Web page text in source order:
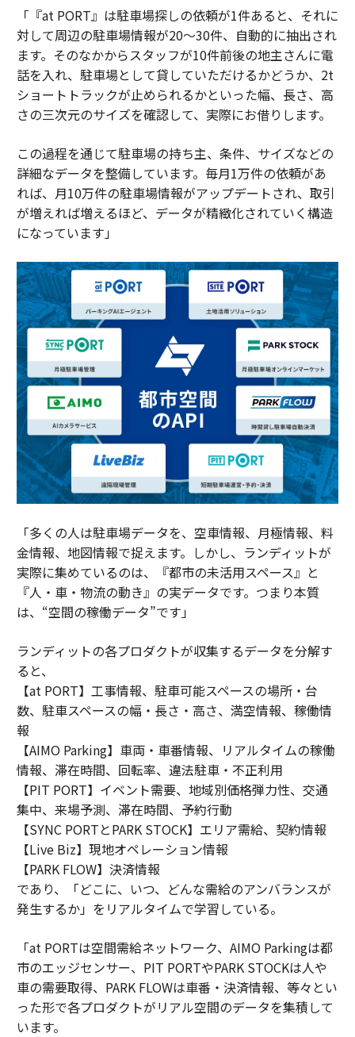
「『at PORT』は駐車場探しの依頼が1件あると、それに
対して周辺の駐車場情報が20～30件、自動的に抽出され
ます。そのなかからスタッフが10件前後の地主さんに電
話を入れ、駐車場として貸していただけるかどうか、2t
ショートトラックが止められるかといった幅、長さ、高
さの三次元のサイズを確認して、実際にお借りします。
この過程を通じて駐車場の持ち主、条件、サイズなどの
詳細なデータを整備しています。毎月1万件の依頼があ
れば、月10万件の駐車場情報がアップデートされ、取引
が増えれば増えるほど、データが精緻化されていく構造
になっています」
「多くの人は駐車場データを、空車情報、月極情報、料
金情報、地図情報で捉えます。しかし、ランディットが
実際に集めているのは、『都市の未活用スペース』と
『人・車・物流の動き』の実データです。つまり本質
は、“空間の稼働データ”です」
ランディットの各プロダクトが収集するデータを分解す
ると、
【at PORT】工事情報、駐車可能スペースの場所・台
数、駐車スペースの幅・長さ・高さ、満空情報、稼働情
報
【AIMO Parking】車両・車番情報、リアルタイムの稼働
情報、滞在時間、回転率、違法駐車・不正利用
【PIT PORT】イベント需要、地域別価格弾力性、交通
集中、来場予測、滞在時間、予約行動
【SYNC PORTとPARK STOCK】エリア需給、契約情報
【Live Biz】現地オペレーション情報
【PARK FLOW】決済情報
であり、「どこに、いつ、どんな需給のアンバランスが
発生するか」をリアルタイムで学習している。
「at PORTは空間需給ネットワーク、AIMO Parkingは都
市のエッジセンサー、PIT PORTやPARK STOCKは人や
車の需要取得、PARK FLOWは車番・決済情報、等々とい
った形で各プロダクトがリアル空間のデータを集積して
います。